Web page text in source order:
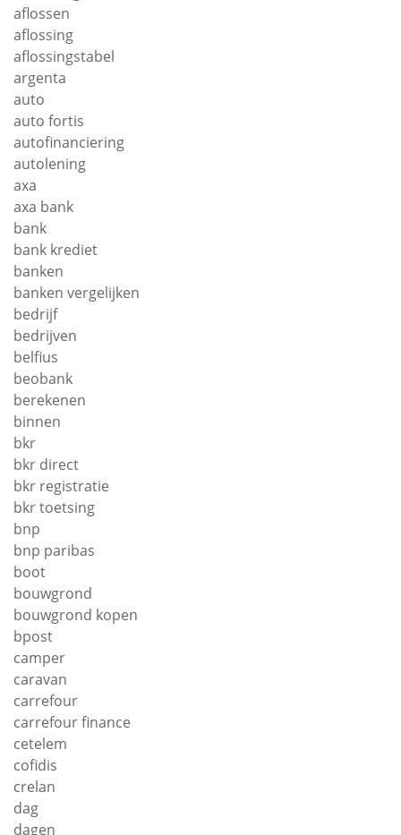
aflossen
aflossing
aflossingstabel
argenta
auto
auto fortis
autofinanciering
autolening
axa
axa bank
bank
bank krediet
banken
banken vergelijken
bedrijf
bedrijven
belfius
beobank
berekenen
binnen
bkr
bkr direct
bkr registratie
bkr toetsing
bnp
bnp paribas
boot
bouwgrond
bouwgrond kopen
bpost
camper
caravan
carrefour
carrefour finance
cetelem
cofidis
crelan
dag
dagen